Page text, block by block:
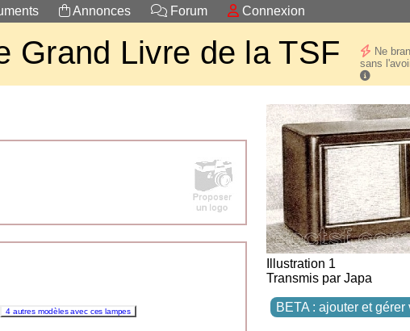
Annonces Forum Connexion
Grand Livre de la TSF
Ne
sans
4 autres modèles avec ces lampes
Illustration 1
Transmis par Japa
BETA : ajouter et